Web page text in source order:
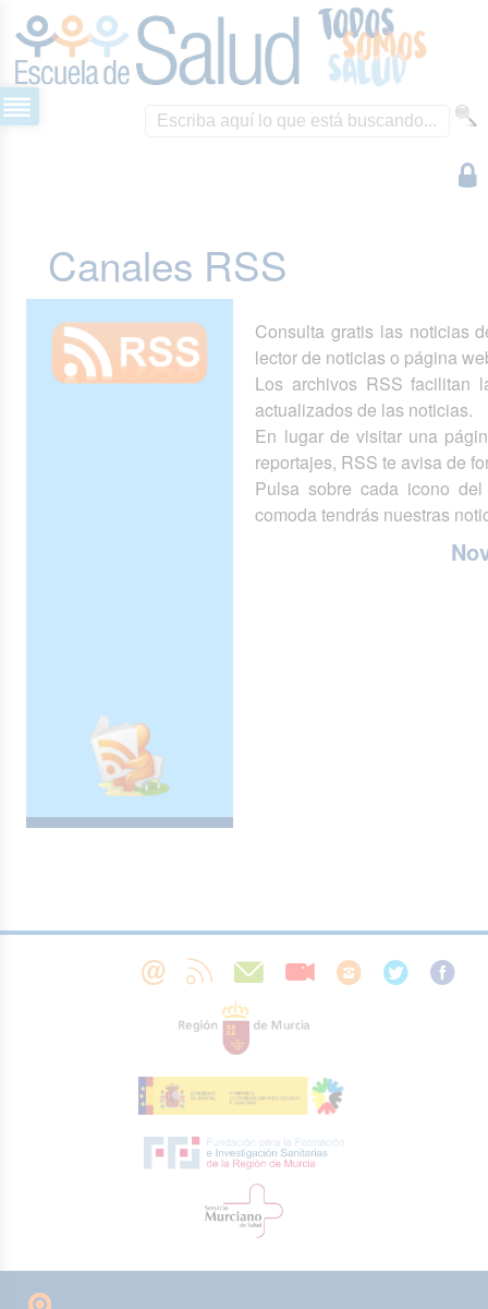
Canales RSS
Consulta gratis las noticias
lector de noticias o página
Los archivos RSS facilitan
actualizados de las noticias.
En lugar de visitar una
reportajes, RSS te avisa de
Pulsa sobre cada icono
comoda tendrás nuestras